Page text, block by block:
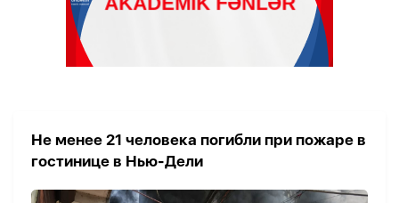
Не менее 21 человека погибли при пожаре в
гостинице в Нью-Дели